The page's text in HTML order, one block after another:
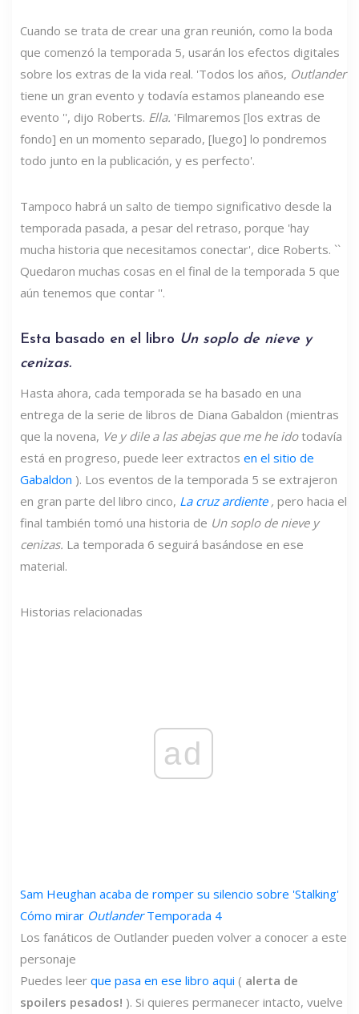
Cuando se trata de crear una gran reunión, como la boda
que comenzó la temporada 5, usarán los efectos digitales
sobre los extras de la vida real. 'Todos los años, Outlander
tiene un gran evento y todavía estamos planeando ese
evento '', dijo Roberts. Ella. 'Filmaremos [los extras de
fondo] en un momento separado, [luego] lo pondremos
todo junto en la publicación, y es perfecto'.
Tampoco habrá un salto de tiempo significativo desde la
temporada pasada, a pesar del retraso, porque 'hay
mucha historia que necesitamos conectar', dice Roberts. ``
Quedaron muchas cosas en el final de la temporada 5 que
aún tenemos que contar ''.
Esta basado en el libro Un soplo de nieve y
cenizas.
Hasta ahora, cada temporada se ha basado en una
entrega de la serie de libros de Diana Gabaldon (mientras
que la novena, Ve y dile a las abejas que me he idotodavía
está en progreso, puede leer extractos en el sitio de
Gabaldon ). Los eventos de la temporada 5 se extrajeron
en gran parte del libro cinco, La cruz ardiente, pero hacia el
final también tomó una historia de Un soplo de nieve y
cenizas. La temporada 6 seguirá basándose en ese
material.
Historias relacionadas
ad
Sam Heughan acaba de romper su silencio sobre 'Stalking'
Cómo mirar OutlanderTemporada 4
Los fanáticos de Outlander pueden volver a conocer a este
personaje
Puedes leer que pasa en ese libro aqui ( alerta de
spoilers pesados! ). Si quieres permanecer intacto, vuelve